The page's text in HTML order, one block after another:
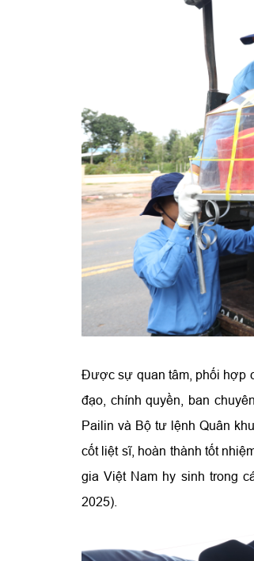
Được sự quan tâm, phối hợp
đạo, chính quyền, ban
Pailin và Bộ tư lệnh Quân
cốt liệt sĩ, hoàn thành tốt
gia Việt Nam hy sinh trong
2025).